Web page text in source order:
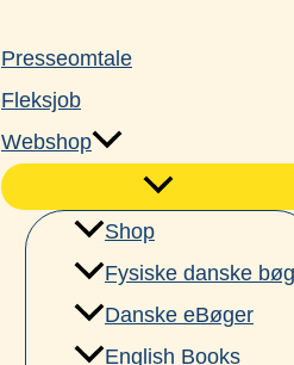
Presseomtale
Fleksjob
Webshop
Shop
Fysiske danske
Danske eBøger
English Books